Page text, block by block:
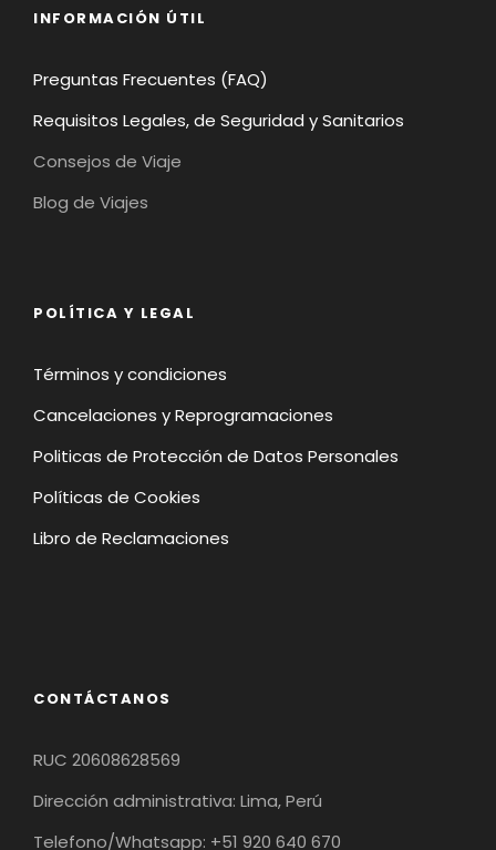
INFORMACIÓN ÚTIL
Preguntas Frecuentes (FAQ)
Requisitos Legales, de Seguridad y Sanitarios
Consejos de Viaje
Blog de Viajes
POLÍTICA Y LEGAL
Términos y condiciones
Cancelaciones y Reprogramaciones
Politicas de Protección de Datos Personales
Políticas de Cookies
Libro de Reclamaciones
CONTÁCTANOS
RUC 20608628569
Dirección administrativa: Lima, Perú
Telefono/Whatsapp: +51 920 640 670